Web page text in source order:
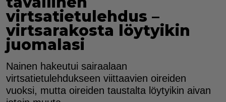
virtsatietulehdus –
virtsarakosta löytyikin
juomalasi
Nainen hakeutui sairaalaan
virtsatietulehdukseen viittaavien oireiden
vuoksi, mutta oireiden taustalta löytyikin aivan